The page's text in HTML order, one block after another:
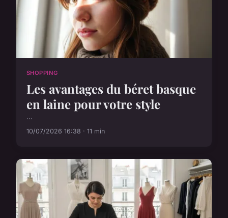
SHOPPING
Les avantages du béret basque
en laine pour votre style
...
10/07/2026 16:38 · 11 min